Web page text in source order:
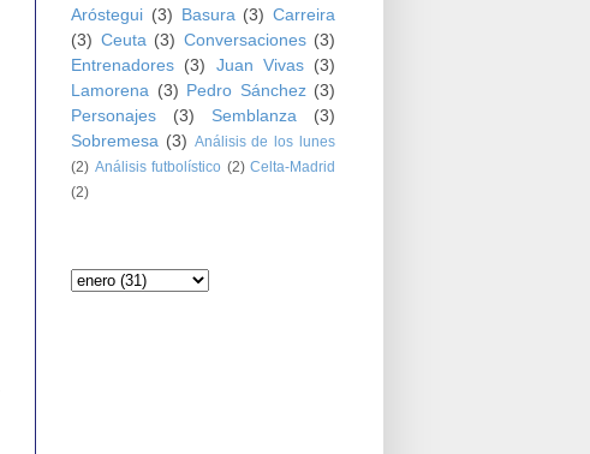
Aróstegui (3) Basura (3) Carreira
(3) Ceuta (3) Conversaciones (3)
Entrenadores (3) Juan Vivas
(3)
Lamorena (3) Pedro Sánchez (3)
Personajes
(3) Semblanza
(3)
Sobremesa (3) Análisis de los lunes
(2) Análisis futbolístico (2) Celta-Madrid
(2)